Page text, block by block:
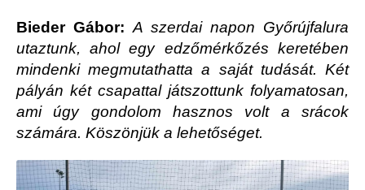
Bieder Gábor:A szerdai napon Győrújfalura
utaztunk, ahol egy edzőmérkőzés keretében
mindenki megmutathatta a saját tudását. Két
pályán két csapattal játszottunk folyamatosan,
ami úgy gondolom hasznos volt a srácok
számára. Köszönjük a lehetőséget.